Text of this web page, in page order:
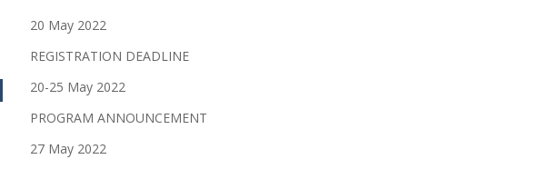
20 May 2022
REGISTRATION DEADLINE
20-25 May 2022
PROGRAM ANNOUNCEMENT
27 May 2022